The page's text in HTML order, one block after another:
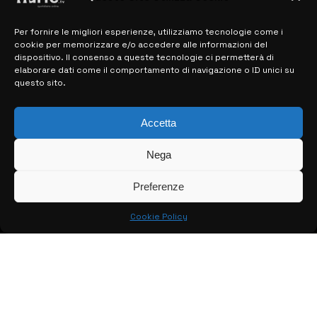
Per fornire le migliori esperienze, utilizziamo tecnologie come i
cookie per memorizzare e/o accedere alle informazioni del
dispositivo. Il consenso a queste tecnologie ci permetterà di
elaborare dati come il comportamento di navigazione o ID unici su
questo sito.
Accetta
Nega
Preferenze
Cookie Policy
MAPPA DEL SITO
> NOTIZIE
> EDIZIONI LOCALI